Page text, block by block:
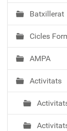
ó
Batxillerat
Cicles
AMPA
Activitats